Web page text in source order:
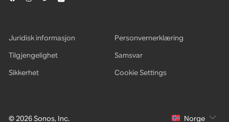
© 2026 Sonos, Inc.
Juridisk informasjon
Personvernerklæring
Tilgjengelighet
Samsvar
Sikkerhet
Cookie Settings
Norge